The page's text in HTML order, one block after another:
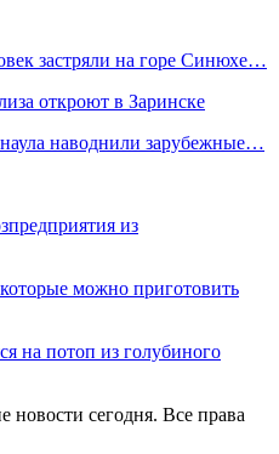
застряли на горе Синюхе…
откроют в Заринске
наводнили зарубежные…
из
можно приготовить
на потоп из голубиного
новости сегодня. Все права